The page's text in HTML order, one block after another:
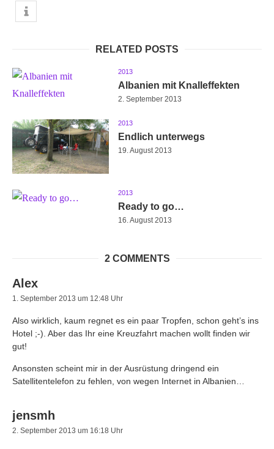
RELATED POSTS
2013
Albanien mit Knalleffekten
2. September 2013
2013
Endlich unterwegs
19. August 2013
2013
Ready to go…
16. August 2013
2 COMMENTS
Alex
1. September 2013 um 12:48 Uhr
Also wirklich, kaum regnet es ein paar Tropfen, schon geht’s ins
Hotel ;-). Aber das Ihr eine Kreuzfahrt machen wollt finden wir
gut!
Ansonsten scheint mir in der Ausrüstung dringend ein
Satellitentelefon zu fehlen, von wegen Internet in Albanien…
jensmh
2. September 2013 um 16:18 Uhr